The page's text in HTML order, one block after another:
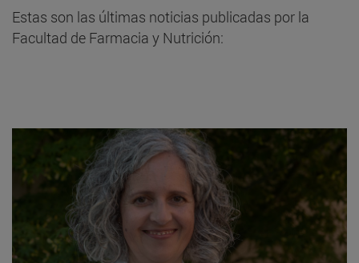
Estas son las últimas noticias publicadas por la
Facultad de Farmacia y Nutrición: